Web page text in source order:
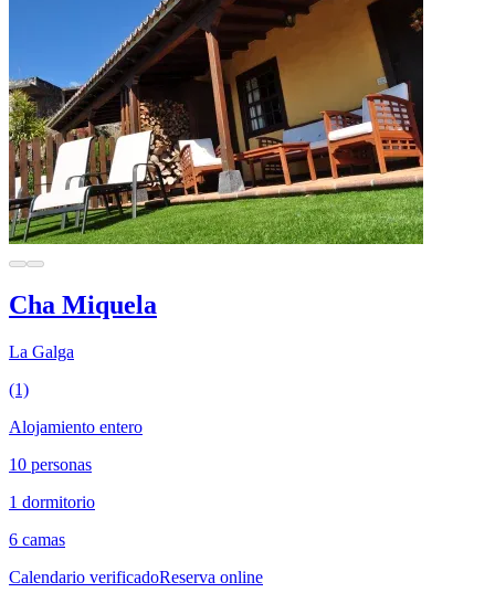
Cha Miquela
La Galga
(1)
Alojamiento entero
10 personas
1 dormitorio
6 camas
Calendario verificadoReserva online